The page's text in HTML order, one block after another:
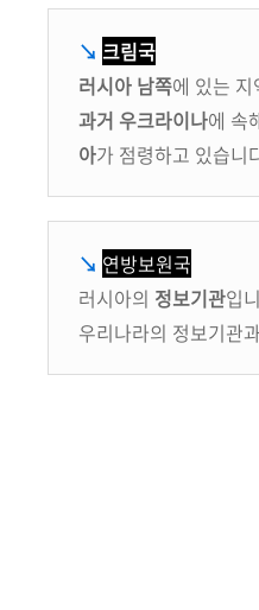
↘ 크림국
러시아 남쪽에 있는
과거 우크라이나에 속
아가 점령하고 있습니
↘ 연방보원국
러시아의 정보기관입
우리나라의 정보기관